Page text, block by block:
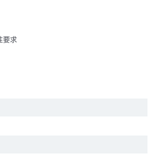
要求